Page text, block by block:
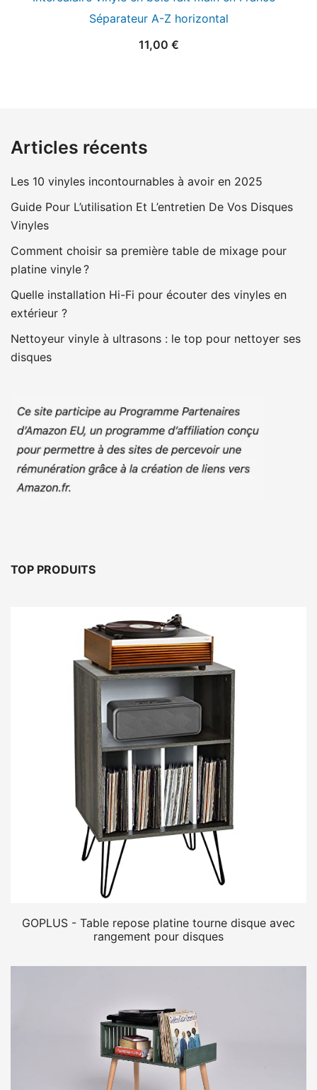
Séparateur A-Z horizontal
11,00 €
Articles récents
Les 10 vinyles incontournables à avoir en 2025
Guide Pour L’utilisation Et L’entretien De Vos Disques
Vinyles
Comment choisir sa première table de mixage pour
platine vinyle ?
Quelle installation Hi-Fi pour écouter des vinyles en
extérieur ?
Nettoyeur vinyle à ultrasons : le top pour nettoyer ses
disques
TOP PRODUITS
GOPLUS - Table repose platine tourne disque avec
rangement pour disques